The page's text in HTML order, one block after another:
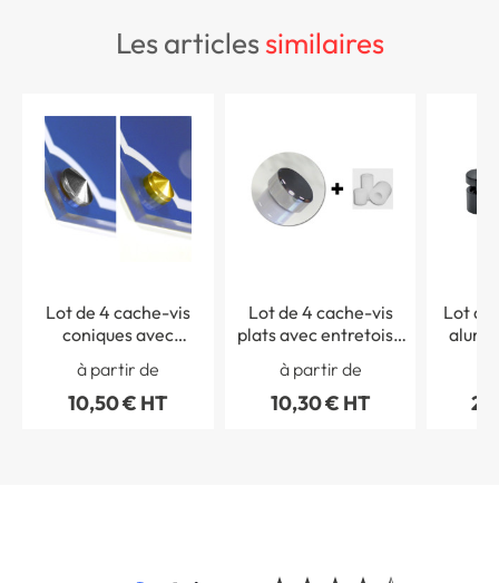
les articlessimilaires
Lot de 4 cache-vis
coniques avec
entretoises éco
à partir de
10,50 € HT
Lot de 4 cache-vis
plats avec entretoise
à partir de
10,30 € HT
Lot de